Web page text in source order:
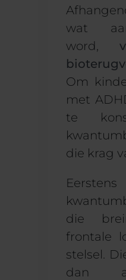
wat
word,
Om
met
te
die krag
die
frontale
stelsel.